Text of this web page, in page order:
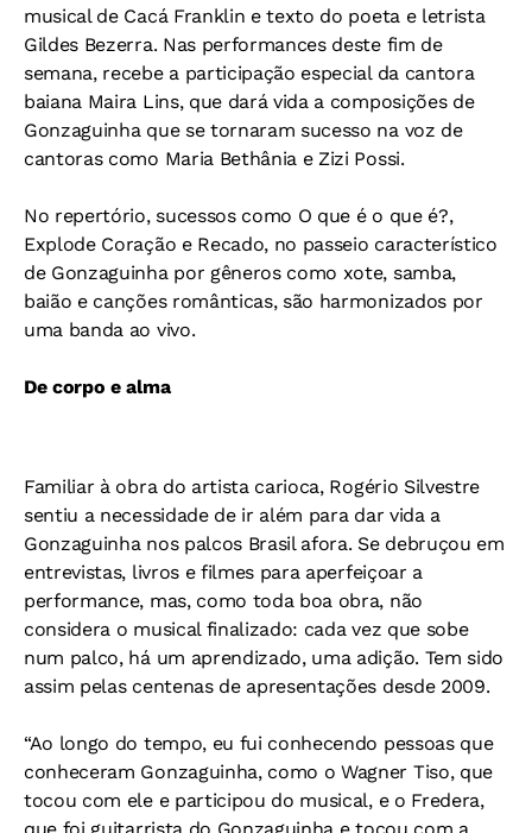
musical de Cacá Franklin e texto do poeta e letrista
Gildes Bezerra. Nas performances deste fim de
semana, recebe a participação especial da cantora
baiana Maira Lins, que dará vida a composições de
Gonzaguinha que se tornaram sucesso na voz de
cantoras como Maria Bethânia e Zizi Possi.
No repertório, sucessos como O que é o que é?,
Explode Coração e Recado, no passeio característico
de Gonzaguinha por gêneros como xote, samba,
baião e canções românticas, são harmonizados por
uma banda ao vivo.
De corpo e alma
Familiar à obra do artista carioca, Rogério Silvestre
sentiu a necessidade de ir além para dar vida a
Gonzaguinha nos palcos Brasil afora. Se debruçou em
entrevistas, livros e filmes para aperfeiçoar a
performance, mas, como toda boa obra, não
considera o musical finalizado: cada vez que sobe
num palco, há um aprendizado, uma adição. Tem sido
assim pelas centenas de apresentações desde 2009.
“Ao longo do tempo, eu fui conhecendo pessoas que
conheceram Gonzaguinha, como o Wagner Tiso, que
tocou com ele e participou do musical, e o Fredera,